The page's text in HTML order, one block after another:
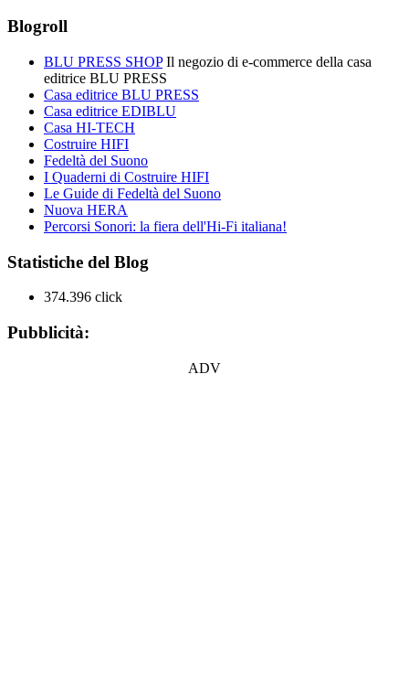
Blogroll
BLU PRESS SHOPIl negozio di e-commerce della casa
editrice BLU PRESS
Casa editrice BLU PRESS
Casa editrice EDIBLU
Casa HI-TECH
Costruire HIFI
Fedeltà del Suono
I Quaderni di Costruire HIFI
Le Guide di Fedeltà del Suono
Nuova HERA
Percorsi Sonori: la fiera dell'Hi-Fi italiana!
Statistiche del Blog
374.396 click
Pubblicità:
ADV